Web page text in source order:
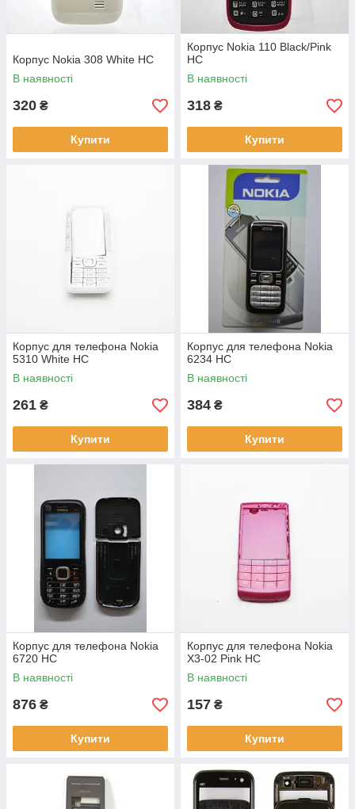
Корпус Nokia 308 White HC
В наявності
320 ₴
Купити
Корпус Nokia 110 Black/Pink
HC
В наявності
318 ₴
Купити
Корпус для телефона Nokia
5310 White HC
В наявності
261 ₴
Купити
Корпус для телефона Nokia
6234 HC
В наявності
384 ₴
Купити
Корпус для телефона Nokia
6720 HC
В наявності
876 ₴
Купити
Корпус для телефона Nokia
X3-02 Pink HC
В наявності
157 ₴
Купити